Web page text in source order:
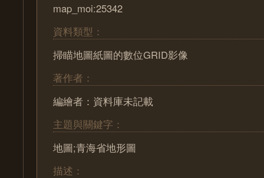
map_moi:25342
資料類型：
掃瞄地圖紙圖的數位GRID影像
著作者：
編繪者：資料庫未記載
主題與關鍵字：
地圖;青海省地形圖
描述：